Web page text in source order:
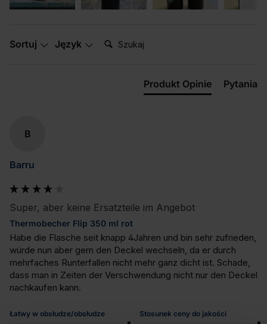
Sortuj Język Szukaj:
Produkt Opinie Pytania
B
Barru
Super, aber keine Ersatzteile im Angebot
Thermobecher Flip 350 ml rot
Habe die Flasche seit knapp 4Jahren und bin sehr zufrieden,
würde nun aber gern den Deckel wechseln, da er durch
mehrfaches Runterfallen nicht mehr ganz dicht ist. Schade,
dass man in Zeiten der Verschwendung nicht nur den Deckel
nachkaufen kann.
Łatwy w obsłudze/obsłudze Stosunek ceny do jakości